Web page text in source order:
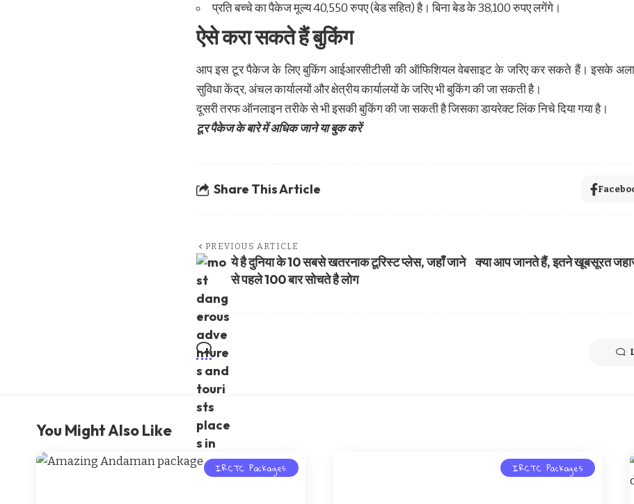
प्रति बच्चे का पैकेज मूल्य 40,550 रुपए (बेड सहित) है। बिना बेड के 38,100 रुपए लगेंगे।
ऐसे करा सकते हैं बुकिंग
आप इस टूर पैकेज के लिए बुकिंग आईआरसीटीसी की ऑफिशियल वेबसाइट के जरिए कर सकते हैं। इसके
सुविधा केंद्र, अंचल कार्यालयों और क्षेत्रीय कार्यालयों के जरिए भी बुकिंग की जा सकती है।
दूसरी तरफ ऑनलाइन तरीके से भी इसकी बुकिंग की जा सकती है जिसका डायरेक्ट लिंक निचे दिया गया है।
टूर पैकेज के बारे में अधिक जाने या बुक करें
Share This Article
PREVIOUS ARTICLE
ये है दुनिया के 10 सबसे खतरनाक टूरिस्ट प्लेस, जहाँ जाने
से पहले 100 बार सोचते है लोग
क्या आप जानते हैं, इतने खूबसूरत
You Might Also Like
IRCTC Packages IRCTC Packages